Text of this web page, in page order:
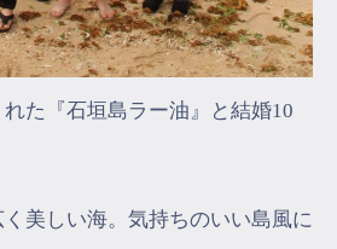
た『石垣島ラー油』と結婚10
美しい海。気持ちのいい島風に